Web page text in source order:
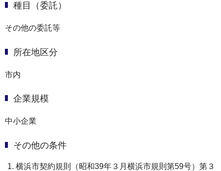
種目（委託）
その他の委託等
所在地区分
市内
企業規模
中小企業
その他の条件
横浜市契約規則（昭和39年３月横浜市規則第59号）第３